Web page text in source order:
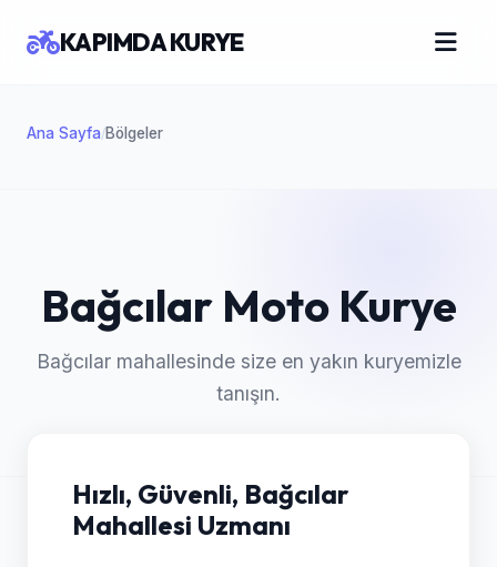
Ana Sayfa/Bölgeler
KAPIMDA KURYE
Bağcılar Moto Kurye
Bağcılar mahallesinde size en yakın kuryemizle
tanışın.
Hızlı, Güvenli, Bağcılar
Mahallesi Uzmanı